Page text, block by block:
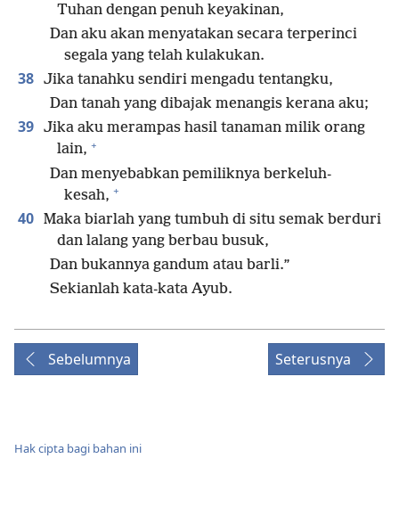
Tuhan dengan penuh keyakinan,
Dan aku akan menyatakan secara terperinci
segala yang telah kulakukan.
38 Jika tanahku sendiri mengadu tentangku,
Dan tanah yang dibajak menangis kerana aku;
39 Jika aku merampas hasil tanaman milik orang
lain, +
Dan menyebabkan pemiliknya berkeluh-
kesah, +
40 Maka biarlah yang tumbuh di situ semak berduri
dan lalang yang berbau busuk,
Dan bukannya gandum atau barli.”
Sekianlah kata-kata Ayub.
Sebelumnya Seterusnya
Hak cipta bagi bahan ini